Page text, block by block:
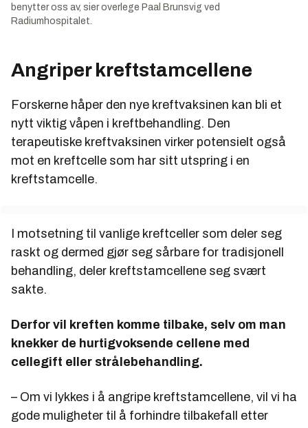
benytter oss av, sier overlege Paal Brunsvig ved
Radiumhospitalet.
Angriper kreftstamcellene
Forskerne håper den nye kreftvaksinen kan bli et
nytt viktig våpen i kreftbehandling. Den
terapeutiske kreftvaksinen virker potensielt også
mot en kreftcelle som har sitt utspring i en
kreftstamcelle.
I motsetning til vanlige kreftceller som deler seg
raskt og dermed gjør seg sårbare for tradisjonell
behandling, deler kreftstamcellene seg svært
sakte.
Derfor vil kreften komme tilbake, selv om man
knekker de hurtigvoksende cellene med
cellegift eller strålebehandling.
– Om vi lykkes i å angripe kreftstamcellene, vil vi ha
gode muligheter til å forhindre tilbakefall etter